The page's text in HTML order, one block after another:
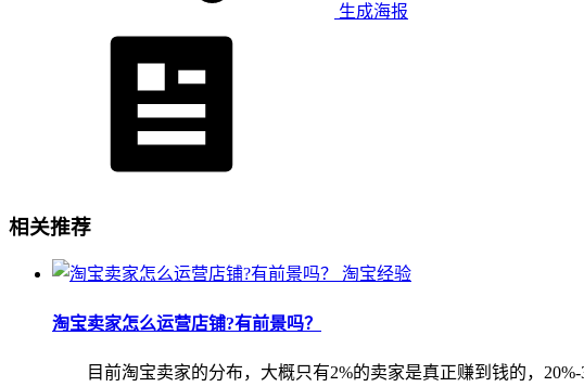
生成海报
相关推荐
淘宝经验
淘宝卖家怎么运营店铺?有前景吗？
目前淘宝卖家的分布，大概只有2%的卖家是真正赚到钱的，